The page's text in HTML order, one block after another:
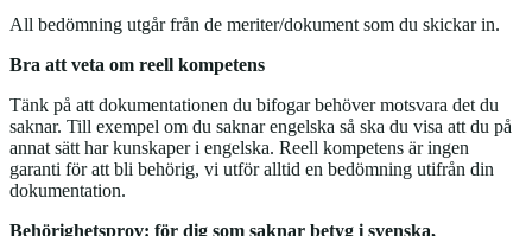
All bedömning utgår från de meriter/dokument som du skickar in.
Bra att veta om reell kompetens
Tänk på att dokumentationen du bifogar behöver motsvara det du
saknar. Till exempel om du saknar engelska så ska du visa att du på
annat sätt har kunskaper i engelska. Reell kompetens är ingen
garanti för att bli behörig, vi utför alltid en bedömning utifrån din
dokumentation.
Behörighetsprov: för dig som saknar betyg i svenska,